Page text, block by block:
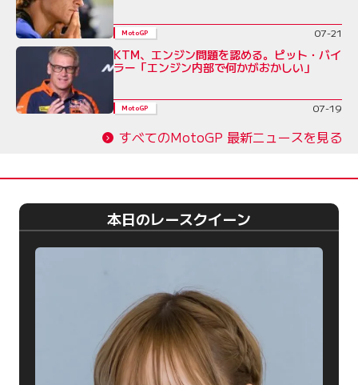
MotoGP 07-21
KTM、エンジン問題を認める。ピット・バイ
ラー「エンジン内部で何かがおかしい」
MotoGP 07-19
すべてのMotoGP 最新ニュースを見る
本日のレースクイーン